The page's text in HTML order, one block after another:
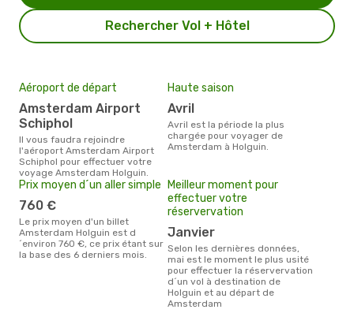
Rechercher Vol + Hôtel
Aéroport de départ
Amsterdam Airport
Schiphol
Il vous faudra rejoindre
l'aéroport Amsterdam Airport
Schiphol pour effectuer votre
voyage Amsterdam Holguin.
Haute saison
avril
avril est la période la plus
chargée pour voyager de
Amsterdam à Holguin.
Prix moyen d´un aller simple
760 €
Le prix moyen d'un billet
Amsterdam Holguin est d
´environ 760 €, ce prix étant sur
la base des 6 derniers mois.
Meilleur moment pour
effectuer votre
réservervation
janvier
Selon les dernières données,
mai est le moment le plus usité
pour effectuer la réservervation
d´un vol à destination de
Holguin et au départ de
Amsterdam